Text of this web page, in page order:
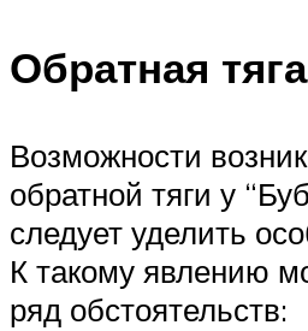
Обратная тяга
Возможности
обратной тяги у
следует уделить
К такому явлению
ряд обстоятельств: